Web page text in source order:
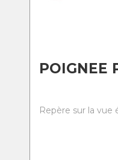
POIGNEE
Repère sur la vue